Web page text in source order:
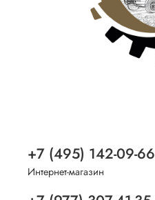
+7 (495) 142-09-66
Интернет-магазин